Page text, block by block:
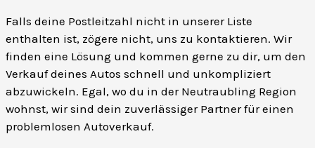
Falls deine Postleitzahl nicht in unserer Liste
enthalten ist, zögere nicht, uns zu kontaktieren. Wir
finden eine Lösung und kommen gerne zu dir, um den
Verkauf deines Autos schnell und unkompliziert
abzuwickeln. Egal, wo du in der Neutraubling Region
wohnst, wir sind dein zuverlässiger Partner für einen
problemlosen Autoverkauf.